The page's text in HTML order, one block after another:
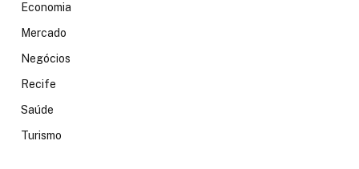
Economia
Mercado
Negócios
Recife
Saúde
Turismo